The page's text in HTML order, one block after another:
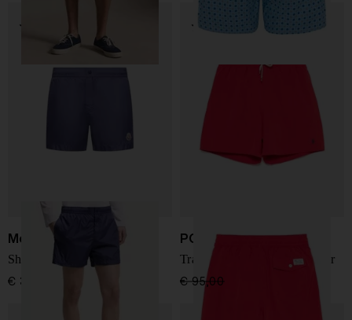
Moncler
Shorts da bagno con logo
€ 300,00
POLO RALPH LAUREN
Traveler Classic Swim Boxer
€ 95,00